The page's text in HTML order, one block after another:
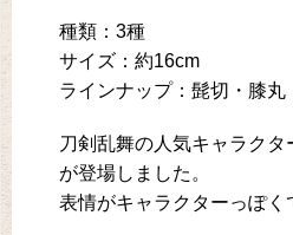
種類：3種
サイズ：約16cm
ラインナップ：髭切・膝丸
刀剣乱舞の人気キャラク
が登場しました。
表情がキャラクターっぽく